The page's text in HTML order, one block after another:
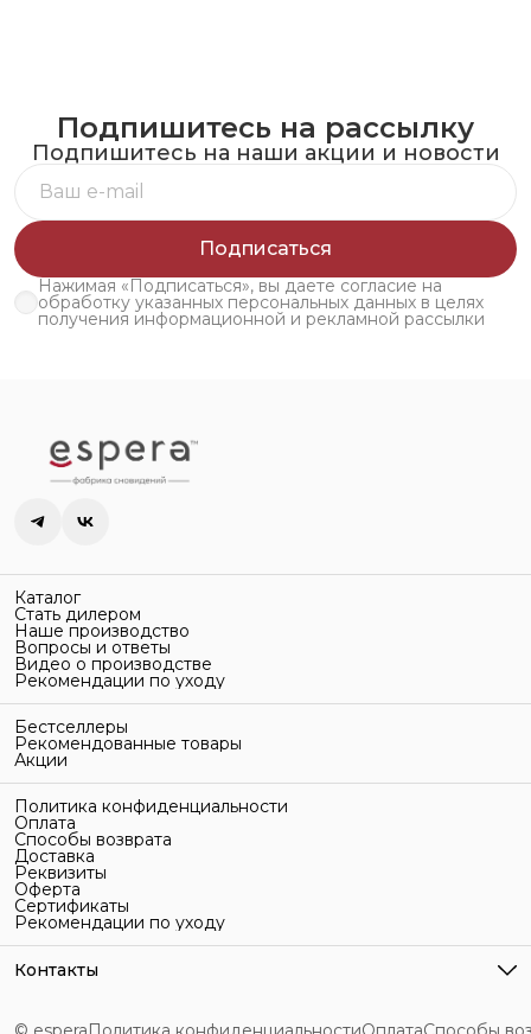
Подпишитесь на рассылку
Подпишитесь на наши акции и новости
Подписаться
Нажимая «Подписаться», вы даете согласие на
обработку указанных персональных данных в целях
получения информационной и рекламной рассылки
Каталог
Стать дилером
Наше производство
Вопросы и ответы
Видео о производстве
Рекомендации по уходу
Бестселлеры
Рекомендованные товары
Акции
Политика конфиденциальности
Оплата
Способы возврата
Доставка
Реквизиты
Оферта
Сертификаты
Рекомендации по уходу
Контакты